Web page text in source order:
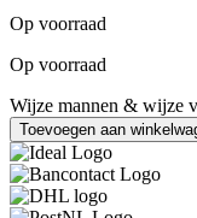
Op voorraad
Op voorraad
Wijze mannen & wijze
Toevoegen aan